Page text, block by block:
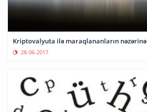
Kriptovalyuta ilə maraqlananların nəzərinə
28-06-2017